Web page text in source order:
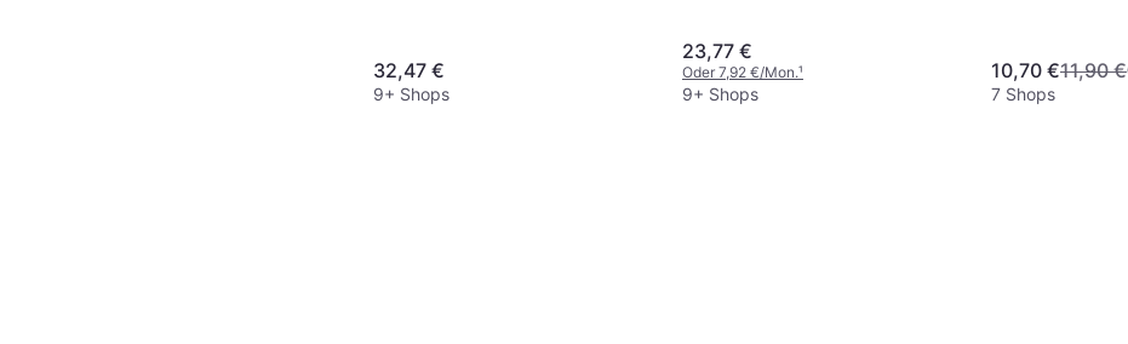
32,47 €
9+ Shops
23,77 €
Oder 7,92 €/Mon.¹
9+ Shops
10,70 €11,90 €
7 Shops